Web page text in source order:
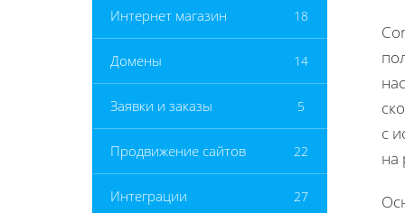
Интернет магазин 18
Домены 14
Заявки и заказы 5
Продвижение сайтов 22
Интеграции 27
с
на